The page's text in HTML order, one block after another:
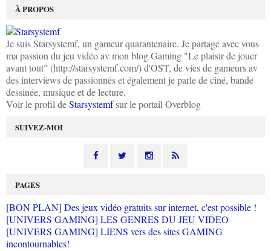
SUIVEZ-MOI
À PROPOS
Je suis Starsystemf, un gameur quarantenaire. Je partage avec vous
ma passion du jeu vidéo av mon blog Gaming "Le plaisir de jouer
avant tout" (http://starsystemf.com/) d'OST, de vies de gameurs av
des interviews de passionnés et également je parle de ciné, bande
dessinée, musique et de lecture.
Voir le profil deStarsystemfsur le portail Overblog
PAGES
[BON PLAN] Des jeux vidéo gratuits sur internet, c'est possible !
[UNIVERS GAMING] LES GENRES DU JEU VIDEO
[UNIVERS GAMING] LIENS vers des sites GAMING
incontournables!